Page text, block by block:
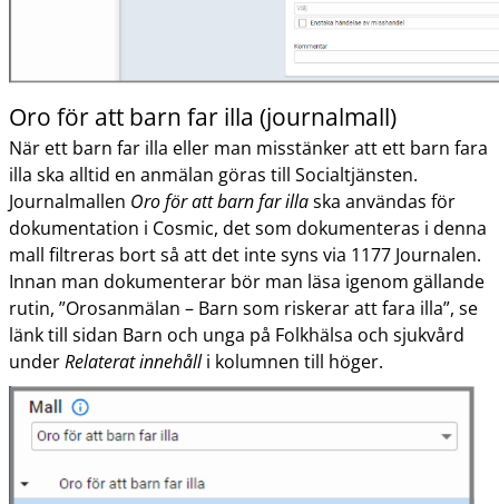
Oro för att barn far illa (journalmall)
När ett barn far illa eller man misstänker att ett barn fara
illa ska alltid en anmälan göras till Socialtjänsten.
Journalmallen Oro för att barn far illaska användas för
dokumentation i Cosmic, det som dokumenteras i denna
mall filtreras bort så att det inte syns via 1177 Journalen.
Innan man dokumenterar bör man läsa igenom gällande
rutin, ”Orosanmälan – Barn som riskerar att fara illa”, se
länk till sidan Barn och unga på Folkhälsa och sjukvård
underRelaterat innehålli kolumnen till höger.